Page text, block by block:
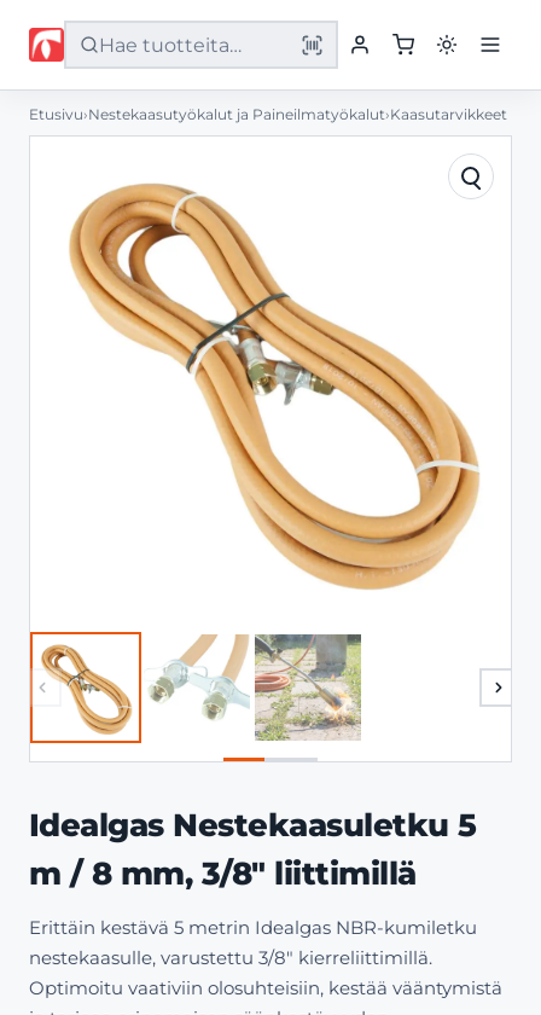
Etusivu
Tuotteet
Palvelut
Yritys
Etusivu›Nestekaasutyökalut ja Paineilmatyökalut›Kaasutarvikkeet
Idealgas Nestekaasuletku 5
m / 8 mm, 3/8″ liittimillä
Erittäin kestävä 5 metrin Idealgas NBR-kumiletku
nestekaasulle, varustettu 3/8″ kierreliittimillä.
Optimoitu vaativiin olosuhteisiin, kestää vääntymistä